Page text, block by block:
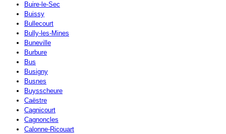
Buire-le-Sec
Buissy
Bullecourt
Bully-les-Mines
Buneville
Burbure
Bus
Busigny
Busnes
Buysscheure
Caëstre
Cagnicourt
Cagnoncles
Calonne-Ricouart